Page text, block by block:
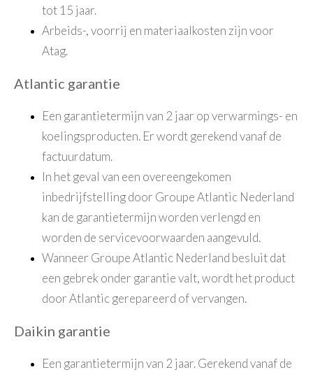
tot 15 jaar.
Arbeids-, voorrij en materiaalkosten zijn voor
Atag.
Atlantic garantie
Een garantietermijn van 2 jaar op verwarmings- en
koelingsproducten. Er wordt gerekend vanaf de
factuurdatum.
In het geval van een overeengekomen
inbedrijfstelling door Groupe Atlantic Nederland
kan de garantietermijn worden verlengd en
worden de servicevoorwaarden aangevuld.
Wanneer Groupe Atlantic Nederland besluit dat
een gebrek onder garantie valt, wordt het product
door Atlantic gerepareerd of vervangen.
Daikin garantie
Een garantietermijn van 2 jaar. Gerekend vanaf de